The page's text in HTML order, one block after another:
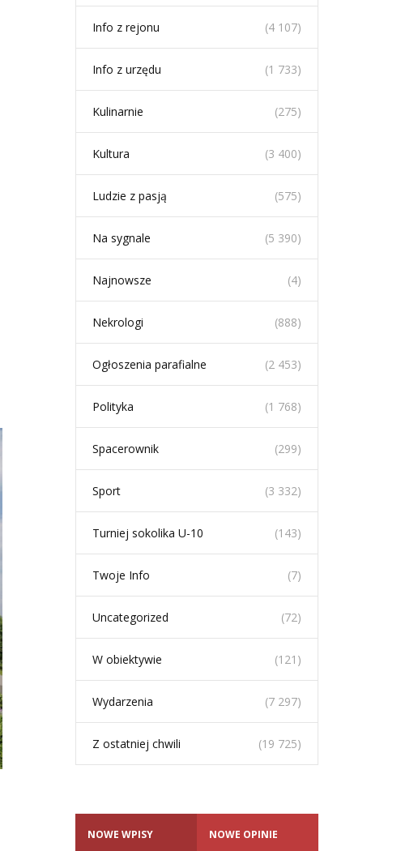
Info z rejonu (4 107)
Info z urzędu (1 733)
Kulinarnie (275)
Kultura (3 400)
Ludzie z pasją (575)
Na sygnale (5 390)
Najnowsze (4)
Nekrologi (888)
Ogłoszenia parafialne (2 453)
Polityka (1 768)
Spacerownik (299)
Sport (3 332)
Turniej sokolika U-10 (143)
Twoje Info (7)
Uncategorized (72)
W obiektywie (121)
Wydarzenia (7 297)
Z ostatniej chwili (19 725)
NOWE WPISY NOWE OPINIE